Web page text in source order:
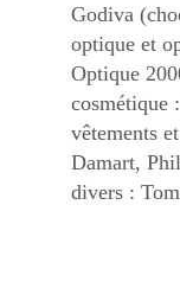
Godiva
optique et
Optique
cosmétique
vêtements
Damart,
divers :